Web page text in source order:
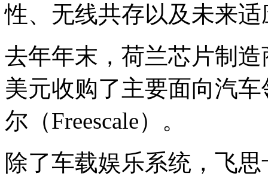
性、无线共存以及未来
去年年末，荷兰芯片制
美元收购了主要面向汽
尔（Freescale）。
除了车载娱乐系统，飞